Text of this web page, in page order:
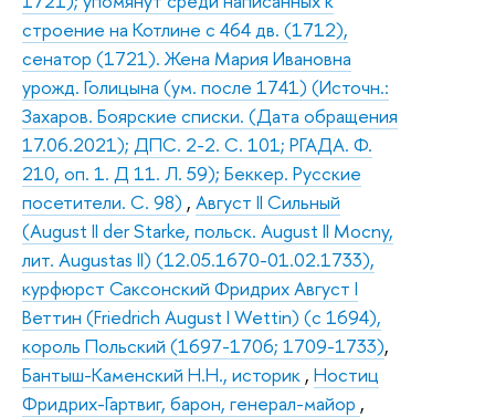
строение на Котлине с 464 дв. (1712),
сенатор (1721). Жена Мария Ивановна
урожд. Голицына (ум. после 1741) (Источн.:
Захаров. Боярские списки. (Дата обращения
17.06.2021); ДПС. 2-2. С. 101; РГАДА. Ф.
210, оп. 1. Д 11. Л. 59); Беккер. Русские
посетители. С. 98) , Август II Сильный
(August II der Starke, польск. August II Mocny,
лит. Augustas II) (12.05.1670-01.02.1733),
курфюрст Саксонский Фридрих Август I
Веттин (Friedrich August I Wettin) (с 1694),
король Польский (1697-1706; 1709-1733),
Бантыш-Каменский Н.Н., историк , Ностиц
Фридрих-Гартвиг, барон, генерал-майор ,